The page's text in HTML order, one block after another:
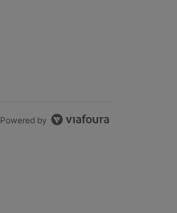
Powered by